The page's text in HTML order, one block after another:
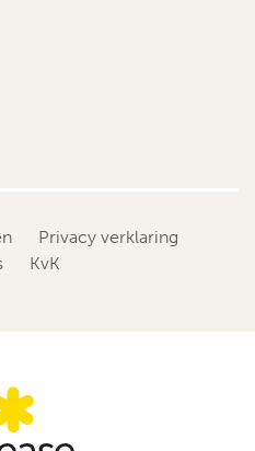
Privacy verklaring
KvK